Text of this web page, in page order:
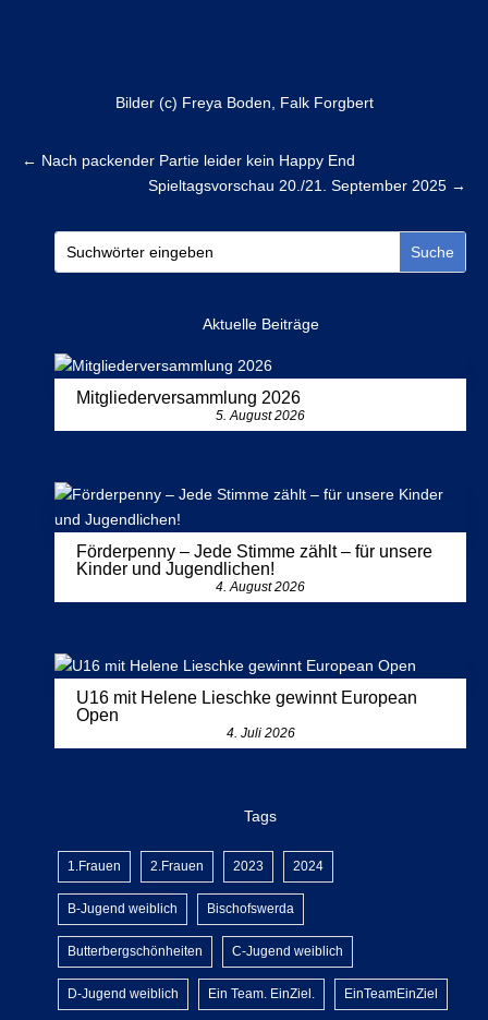
Bilder (c) Freya Boden, Falk Forgbert
← Nach packender Partie leider kein Happy End
Spieltagsvorschau 20./21. September 2025 →
Aktuelle Beiträge
Mitgliederversammlung 2026
5. August 2026
Förderpenny – Jede Stimme zählt – für unsere
Kinder und Jugendlichen!
4. August 2026
U16 mit Helene Lieschke gewinnt European
Open
4. Juli 2026
Tags
1.Frauen 2.Frauen 2023 2024
B-Jugend weiblich Bischofswerda
Butterbergschönheiten C-Jugend weiblich
D-Jugend weiblich Ein Team. EinZiel. EinTeamEinZiel